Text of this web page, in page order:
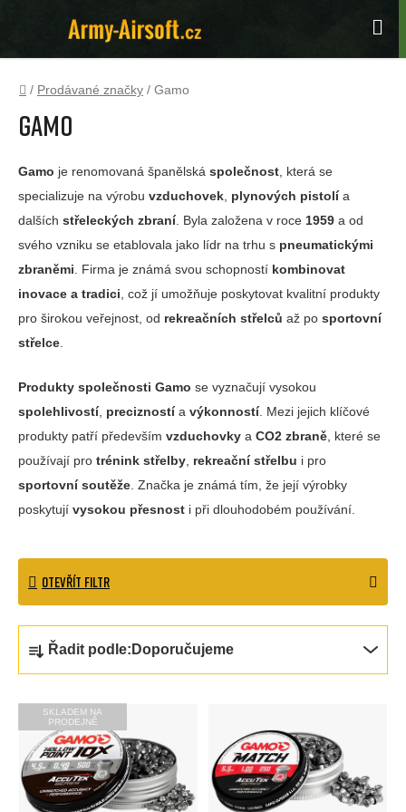
Domů
/ Prodávané značky / Gamo
Gamo
Gamo je renomovaná španělská společnost, která se
specializuje na výrobu vzduchovek, plynových pistolía
dalších střeleckých zbraní. Byla založena v roce 1959 a od
svého vzniku se etablovala jako lídr na trhu s pneumatickými
zbraněmi. Firma je známá svou schopností kombinovat
inovace a tradici, což jí umožňuje poskytovat kvalitní produkty
pro širokou veřejnost, od rekreačních střelců až po sportovní
střelce.
Produkty společnosti Gamo se vyznačují vysokou
spolehlivostí, preciznostía výkonností. Mezi jejich klíčové
produkty patří především vzduchovky a CO2 zbraně, které se
používají pro trénink střelby, rekreační střelbu i pro
sportovní soutěže. Značka je známá tím, že její výrobky
poskytují vysokou přesnost i při dlouhodobém používání.
OTEVŘÍT FILTR
Ř
a
z
e
n
í
Řadit podle: Doporučujeme
V
ý
p
SKLADEM NA
PRODEJNĚ